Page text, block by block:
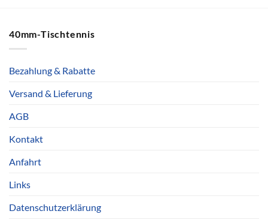
40mm-Tischtennis
Bezahlung & Rabatte
Versand & Lieferung
AGB
Kontakt
Anfahrt
Links
Datenschutzerklärung